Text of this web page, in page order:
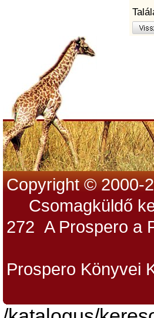
Copyright © 2000-
Csomagküldő
272 A Prospero a
Prospero Könyvei